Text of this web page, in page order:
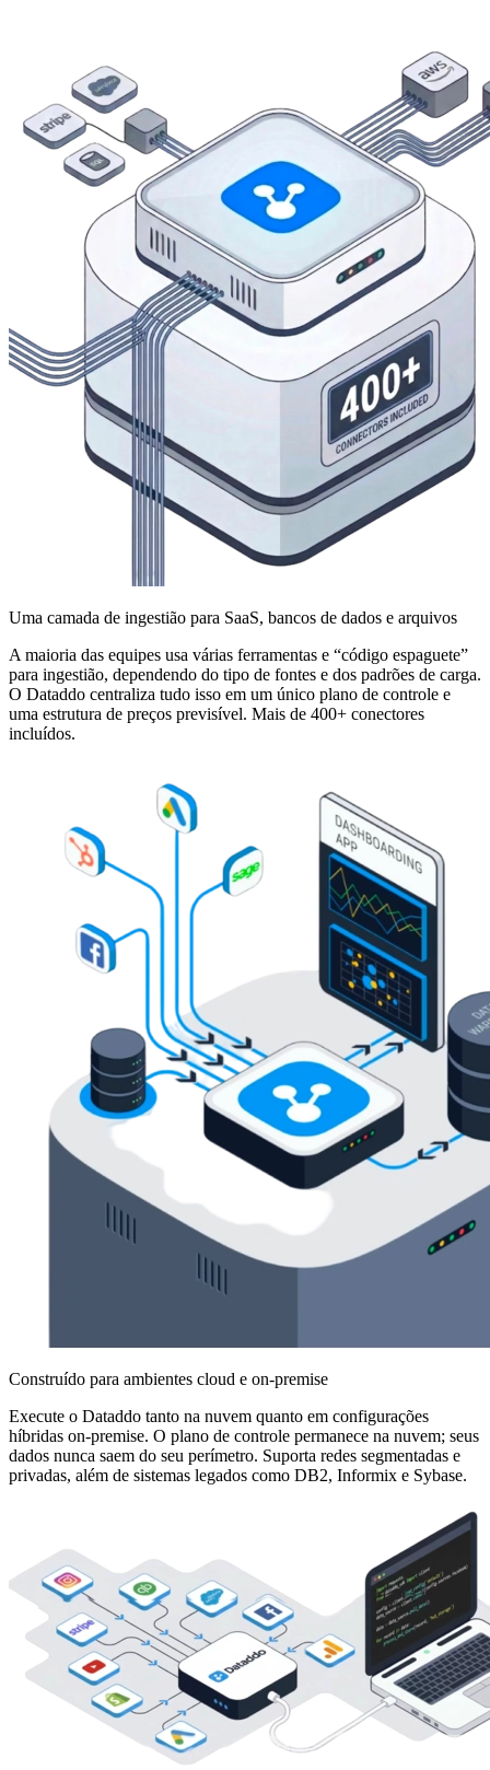
Uma camada de ingestião para SaaS, bancos de dados e arquivos
A maioria das equipes usa várias ferramentas e “código espaguete”
para ingestião, dependendo do tipo de fontes e dos padrões de carga.
O Dataddo centraliza tudo isso em um único plano de controle e
uma estrutura de preços previsível. Mais de 400+ conectores
incluídos.
Construído para ambientes cloud e on-premise
Execute o Dataddo tanto na nuvem quanto em configurações
híbridas on-premise. O plano de controle permanece na nuvem; seus
dados nunca saem do seu perímetro. Suporta redes segmentadas e
privadas, além de sistemas legados como DB2, Informix e Sybase.